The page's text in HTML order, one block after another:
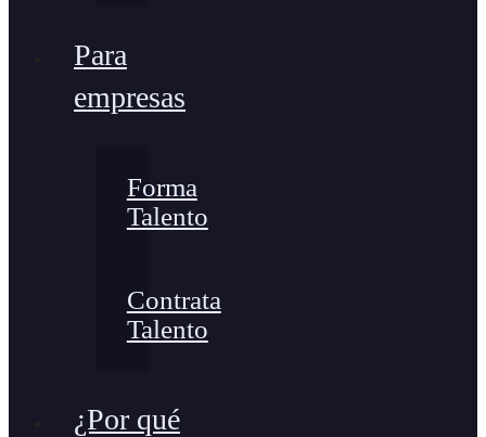
Para
empresas
Forma
Talento
Contrata
Talento
¿Por qué